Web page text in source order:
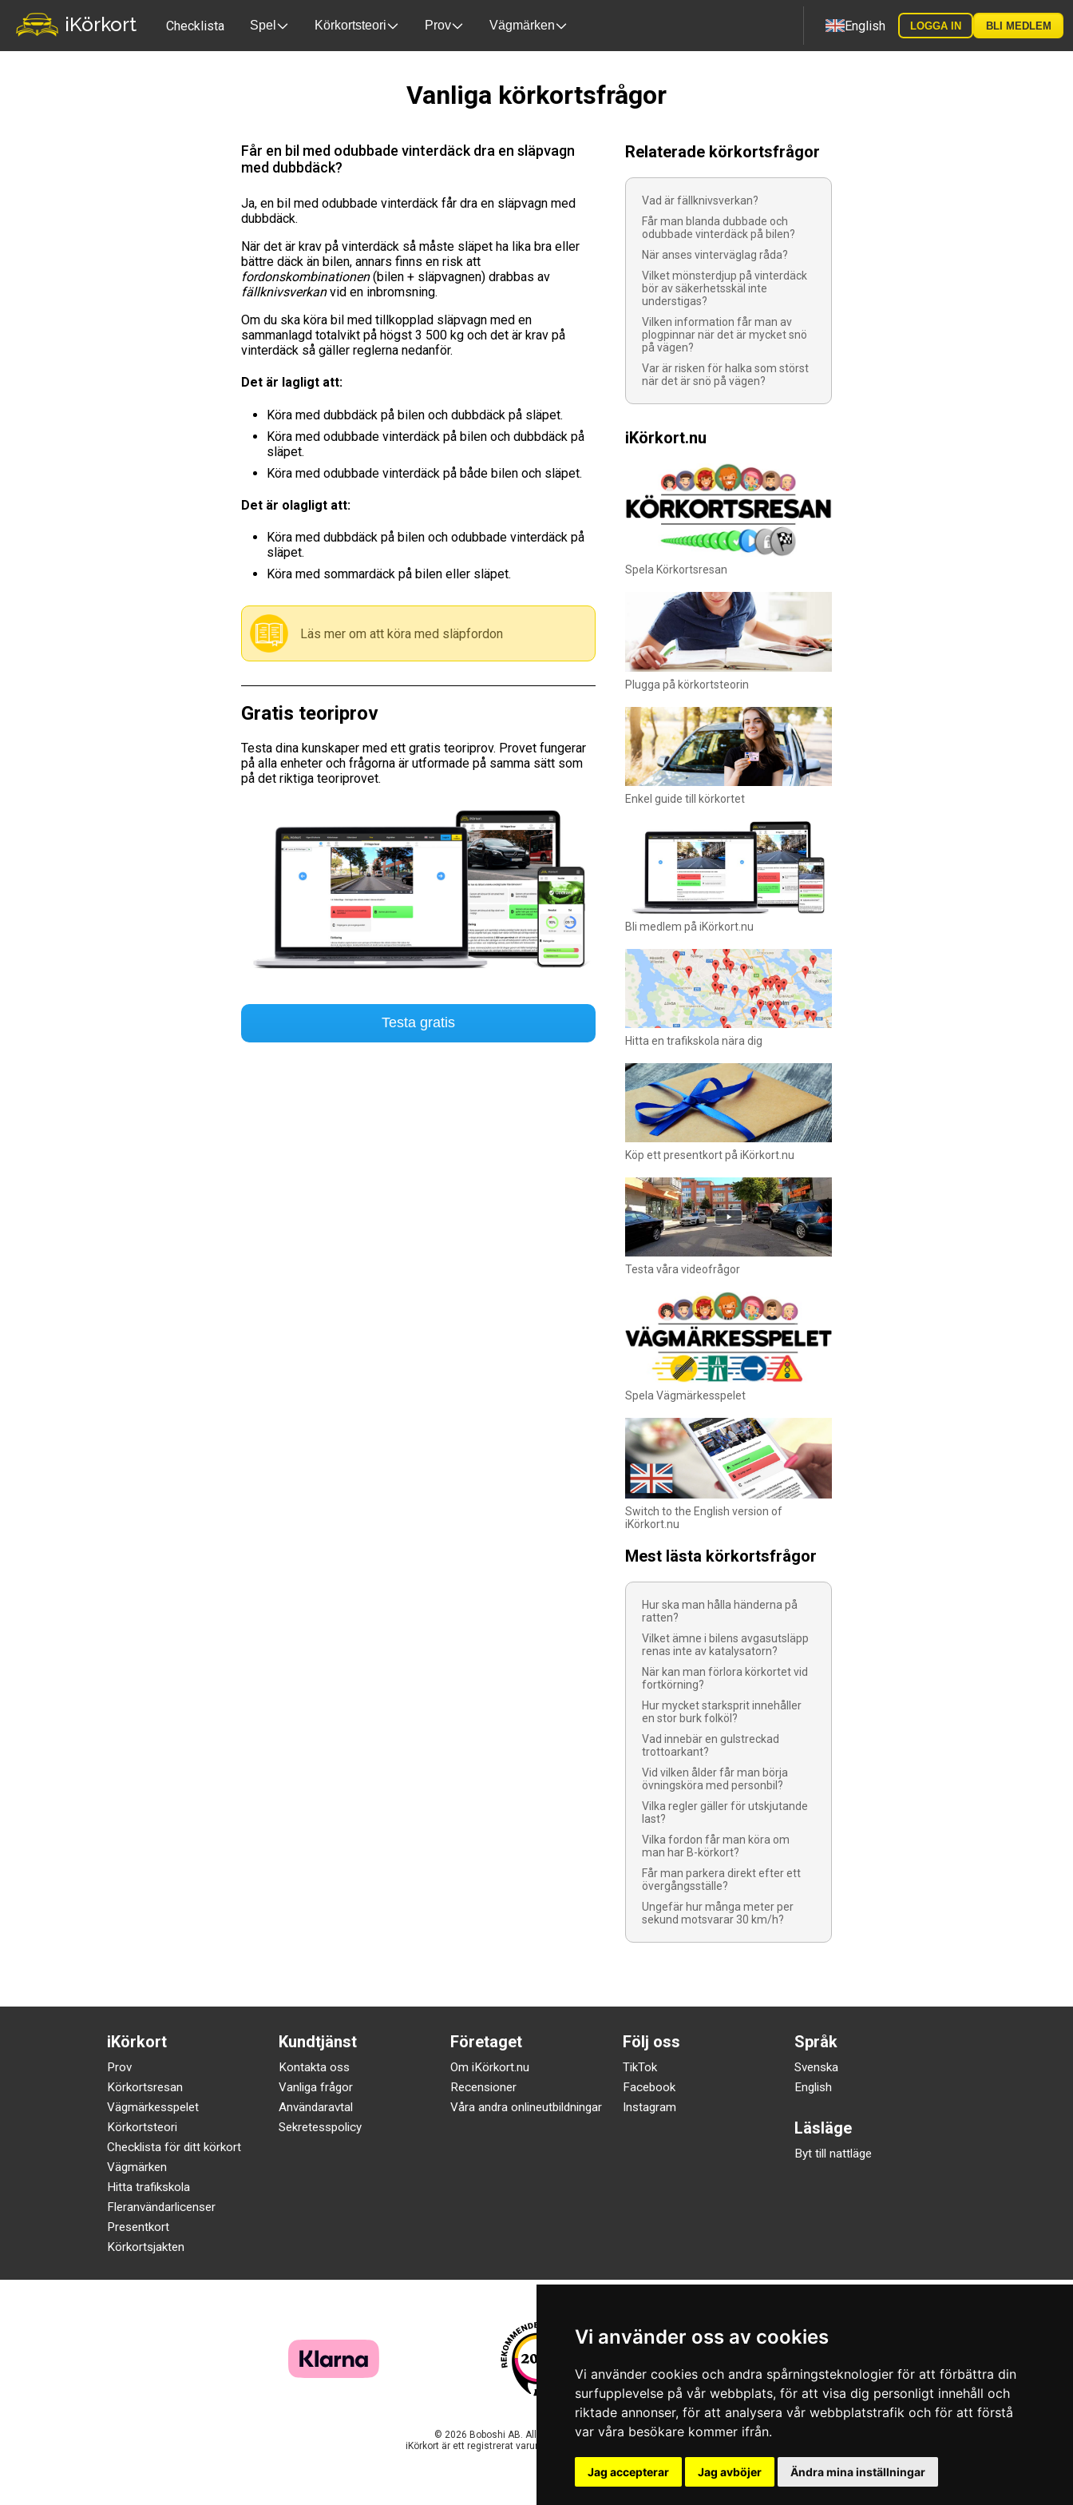
Vi använder oss av cookies
Vi använder cookies och andra spårningsteknologier för att förbättra din
surfupplevelse på vår webbplats, för att visa dig personligt innehåll och
riktade annonser, för att analysera vår webbplatstrafik och för att förstå
var våra besökare kommer ifrån.
Jag accepterar Jag avböjer Ändra mina inställningar
iKörkort Checklista Spel Körkortsteori Prov Vägmärken English LOGGA IN BLI MEDLEM
Vanliga körkortsfrågor
Får en bil med odubbade vinterdäck dra en släpvagn
med dubbdäck?
Ja, en bil med odubbade vinterdäck får dra en släpvagn med
dubbdäck.
När det är krav på vinterdäck så måste släpet ha lika bra eller
bättre däck än bilen, annars finns en risk att
fordonskombinationen(bilen + släpvagnen) drabbas av
fällknivsverkanvid en inbromsning.
Om du ska köra bil med tillkopplad släpvagn med en
sammanlagd totalvikt på högst 3 500 kg och det är krav på
vinterdäck så gäller reglerna nedanför.
Det är lagligt att:
Köra med dubbdäck på bilen och dubbdäck på släpet.
Köra med odubbade vinterdäck på bilen och dubbdäck på
släpet.
Köra med odubbade vinterdäck på både bilen och släpet.
Det är olagligt att:
Köra med dubbdäck på bilen och odubbade vinterdäck på
släpet.
Köra med sommardäck på bilen eller släpet.
Läs mer om att köra med släpfordon
Gratis teoriprov
Testa dina kunskaper med ett gratis teoriprov. Provet fungerar
på alla enheter och frågorna är utformade på samma sätt som
på det riktiga teoriprovet.
Testa gratis
Relaterade körkortsfrågor
Vad är fällknivsverkan?
Får man blanda dubbade och
odubbade vinterdäck på bilen?
När anses vinterväglag råda?
Vilket mönsterdjup på vinterdäck
bör av säkerhetsskäl inte
understigas?
Vilken information får man av
plogpinnar när det är mycket snö
på vägen?
Var är risken för halka som störst
när det är snö på vägen?
iKörkort.nu
Spela Körkortsresan
Plugga på körkortsteorin
Enkel guide till körkortet
Bli medlem på iKörkort.nu
Hitta en trafikskola nära dig
Köp ett presentkort på iKörkort.nu
Testa våra videofrågor
Spela Vägmärkesspelet
Switch to the English version of
iKörkort.nu
Mest lästa körkortsfrågor
Hur ska man hålla händerna på
ratten?
Vilket ämne i bilens avgasutsläpp
renas inte av katalysatorn?
När kan man förlora körkortet vid
fortkörning?
Hur mycket starksprit innehåller
en stor burk folköl?
Vad innebär en gulstreckad
trottoarkant?
Vid vilken ålder får man börja
övningsköra med personbil?
Vilka regler gäller för utskjutande
last?
Vilka fordon får man köra om
man har B-körkort?
Får man parkera direkt efter ett
övergångsställe?
Ungefär hur många meter per
sekund motsvarar 30 km/h?
iKörkort
Prov
Körkortsresan
Vägmärkesspelet
Körkortsteori
Checklista för ditt körkort
Vägmärken
Hitta trafikskola
Fleranvändarlicenser
Presentkort
Körkortsjakten
Kundtjänst
Kontakta oss
Vanliga frågor
Användaravtal
Sekretesspolicy
Företaget
Om iKörkort.nu
Recensioner
Våra andra onlineutbildningar
Följ oss
TikTok
Facebook
Instagram
Språk
Svenska
English
Läsläge
Byt till nattläge
© 2026 Boboshi AB. Alla rättigheter förbehålls.
iKörkort är ett registrerat varumärke som tillhör Boboshi AB.